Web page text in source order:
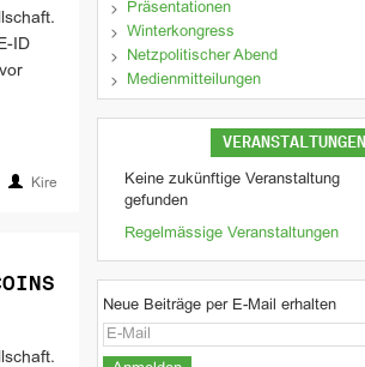
ID
Kire
Präsentationen
Winterkongress
Netzpolitischer Abend
Medienmitteilungen
VERANSTALTUNGEN
Keine zukünftige Veranstaltung
gefunden
Regelmässige Veranstaltungen
Neue Beiträge per E-Mail erhalten